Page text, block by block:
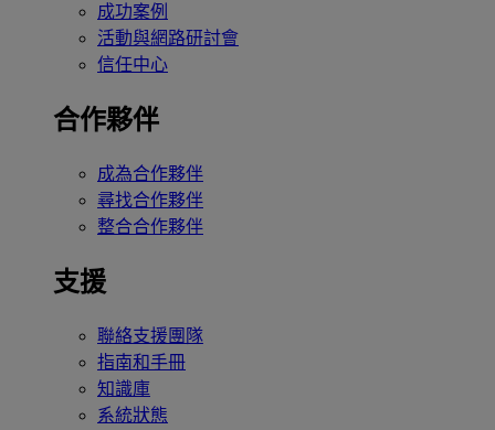
成功案例
活動與網路研討會
信任中心
合作夥伴
成為合作夥伴
尋找合作夥伴
整合合作夥伴
支援
聯絡支援團隊
指南和手冊
知識庫
系統狀態